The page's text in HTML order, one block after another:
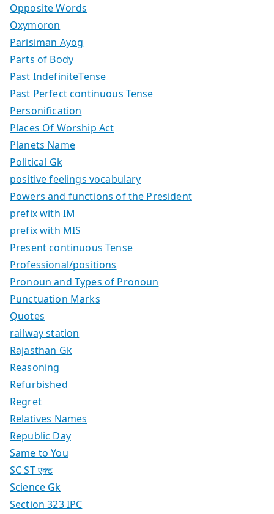
Opposite Words
Oxymoron
Parisiman Ayog
Parts of Body
Past IndefiniteTense
Past Perfect continuous Tense
Personification
Places Of Worship Act
Planets Name
Political Gk
positive feelings vocabulary
Powers and functions of the President
prefix with IM
prefix with MIS
Present continuous Tense
Professional/positions
Pronoun and Types of Pronoun
Punctuation Marks
Quotes
railway station
Rajasthan Gk
Reasoning
Refurbished
Regret
Relatives Names
Republic Day
Same to You
SC ST एक्ट
Science Gk
Section 323 IPC